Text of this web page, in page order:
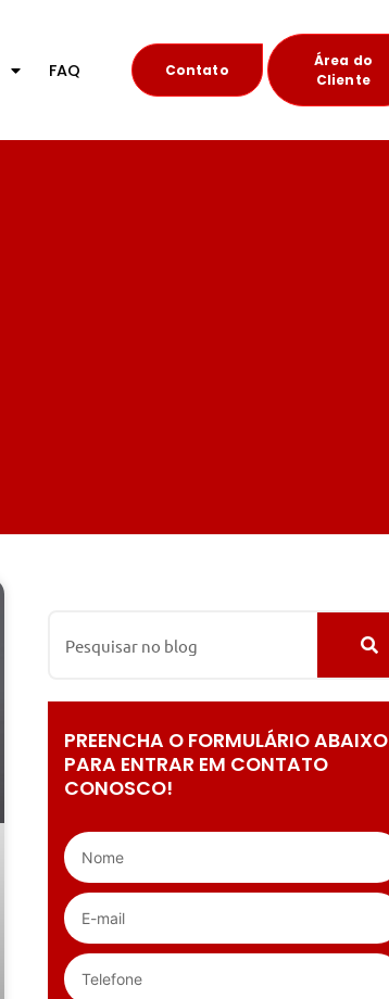
FAQ Contato
Área do
Cliente
PREENCHA O FORMULÁRIO ABAIXO
PARA ENTRAR EM CONTATO
CONOSCO!